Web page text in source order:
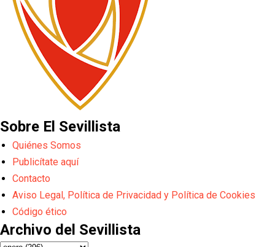
Sobre El Sevillista
Quiénes Somos
Publicítate aquí
Contacto
Aviso Legal, Política de Privacidad y Política de Cookies
Código ético
Archivo del Sevillista